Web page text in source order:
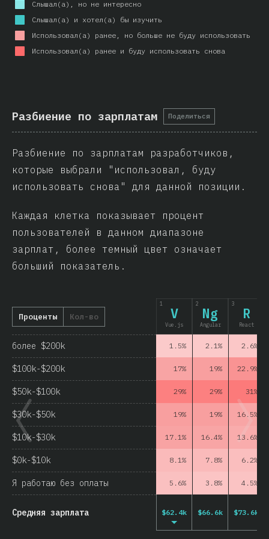
Слышал(а), но не интересно
Слышал(а) и хотел(а) бы изучить
Использовал(а) ранее, но больше не буду использовать
Использовал(а) ранее и буду использовать снова
Разбиение по зарплатам Поделиться
Разбиение по зарплатам разработчиков,
которые выбрали "использовал, буду
использовать снова" для данной позиции.
Каждая клетка показывает процент
пользователей в данном диапазоне
зарплат, более темный цвет означает
больший показатель.
Проценты Кол-во
1
V
Vue.js
2
Ng
Angular
3
R
React
более $200k 1.5% 2.1% 2.6%
$100k-$200k 17% 19% 22.9%
$50k-$100k 29% 29% 31%
$30k-$50k 19% 19% 16.5%
$10k-$30k 17.1% 16.4% 13.6%
$0k-$10k 8.1% 7.8% 6.2%
Я работаю без оплаты 5.6% 3.8% 4.5%
Средняя зарплата $62.4k $66.6k $73.6k